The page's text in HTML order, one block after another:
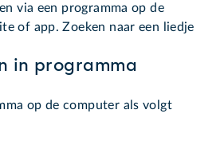
via een programma op de
of app. Zoeken naar een liedje
in programma
op de computer als volgt